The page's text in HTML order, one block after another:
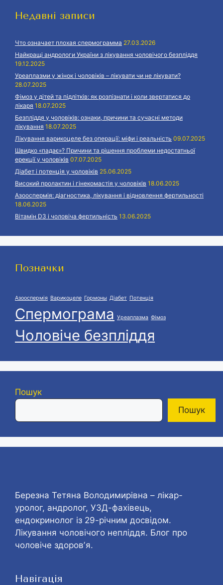
Недавні записи
Что означает плохая спермограмма 27.03.2026
Найкращі андрологи України з лікування чоловічого безпліддя
19.12.2025
Уреаплазми у жінок і чоловіків – лікувати чи не лікувати?
28.07.2025
Фімоз у дітей та підлітків: як розпізнати і коли звертатися до
лікаря 18.07.2025
Безпліддя у чоловіків: ознаки, причини та сучасні методи
лікування 18.07.2025
Лікування варикоцеле без операції: міфи і реальність 09.07.2025
Швидко «падає»? Причини та рішення проблеми недостатньої
ерекції у чоловіків 07.07.2025
Діабет і потенція у чоловіків 25.06.2025
Високий пролактин і гінекомастія у чоловіків 18.06.2025
Азооспермія: діагностика, лікування і відновлення фертильності
18.06.2025
Вітамін D3 і чоловіча фертильність 13.06.2025
Позначки
Азооспермія Варикоцеле Гормоны Діабет Потенція
Спермограма Уреаплазма Фімоз
Чоловіче безпліддя
Пошук
Пошук
Березна Тетяна Володимирівна – лікар-
уролог, андролог, УЗД-фахівець,
ендокринолог із 29-річним досвідом.
Лікування чоловічого непліддя. Блог про
чоловіче здоровʼя.
Навігація